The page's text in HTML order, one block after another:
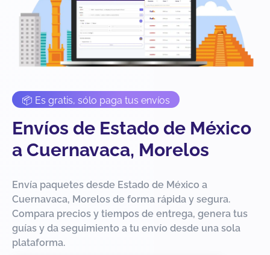
📦 Es gratis, sólo paga tus envíos
Envíos de Estado de México
a Cuernavaca, Morelos
Envía paquetes desde Estado de México a
Cuernavaca, Morelos de forma rápida y segura.
Compara precios y tiempos de entrega, genera tus
guías y da seguimiento a tu envío desde una sola
plataforma.